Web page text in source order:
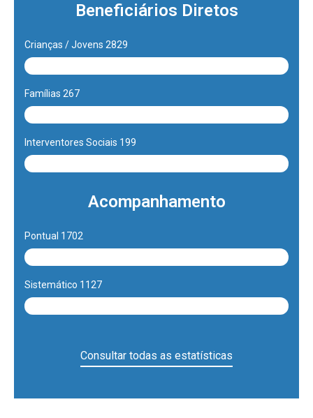
Beneficiários Diretos
Crianças / Jovens 2829
Famílias 267
Interventores Sociais 199
Acompanhamento
Pontual 1702
Sistemático 1127
Consultar todas as estatísticas